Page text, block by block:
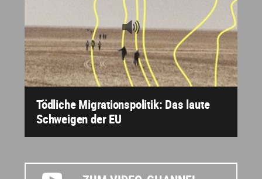
Tödliche Migrationspolitik: Das laute
Schweigen der EU